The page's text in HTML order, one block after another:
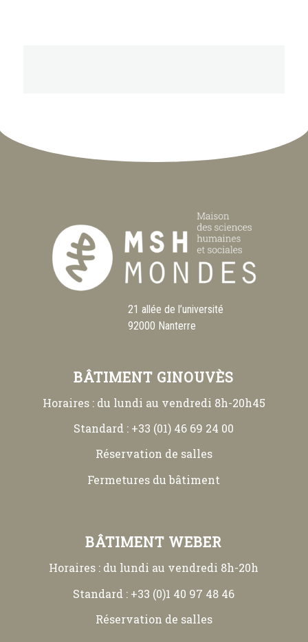
21 allée de l’université
92000 Nanterre
BÂTIMENT GINOUVÈS
Horaires : du lundi au vendredi 8h-20h45
Standard : +33 (01) 46 69 24 00
Réservation de salles
Fermetures du bâtiment
BÂTIMENT WEBER
Horaires : du lundi au vendredi 8h-20h
Standard : +33 (0)1 40 97 48 46
Réservation de salles